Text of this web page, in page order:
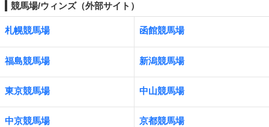
競馬場/ウィンズ（外部サイト）
札幌競馬場 函館競馬場
福島競馬場 新潟競馬場
東京競馬場 中山競馬場
中京競馬場 京都競馬場